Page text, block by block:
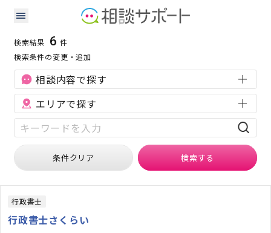
三重県の許認可に強い専門家の検索結果
許認可
検索結果 6 件
検索条件の変更・追加
相談内容で探す
エリアで探す
条件クリア 検索する
行政書士
行政書士さくらい